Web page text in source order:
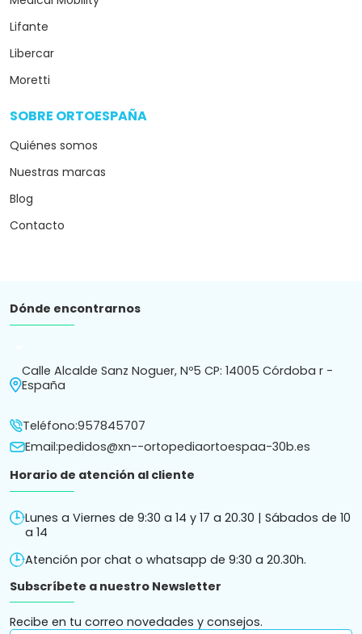
Lifante
Libercar
Moretti
SOBRE ORTOESPAÑA
Quiénes somos
Nuestras marcas
Blog
Contacto
Dónde encontrarnos
Calle Alcalde Sanz Noguer, Nº5 CP: 14005 Córdoba r -
España
Teléfono:957845707
Email:pedidos@xn--ortopediaortoespaa-30b.es
Horario de atención al cliente
Lunes a Viernes de 9:30 a 14 y 17 a 20.30 | Sábados de 10
a 14
Atención por chat o whatsapp de 9:30 a 20.30h.
Subscríbete a nuestro Newsletter
Recibe en tu correo novedades y consejos.